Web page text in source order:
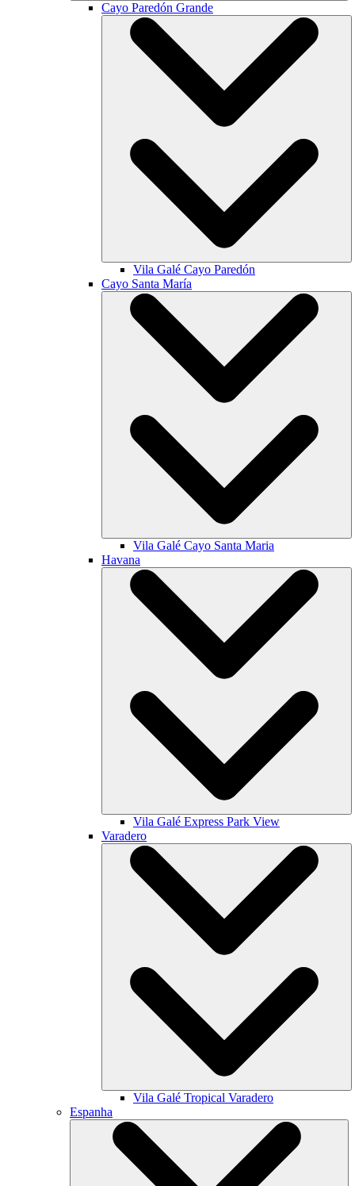
Cayo Paredón Grande
Vila Galé Cayo Paredón
Cayo Santa María
Vila Galé Cayo Santa Maria
Havana
Vila Galé Express Park View
Varadero
Vila Galé Tropical Varadero
Espanha